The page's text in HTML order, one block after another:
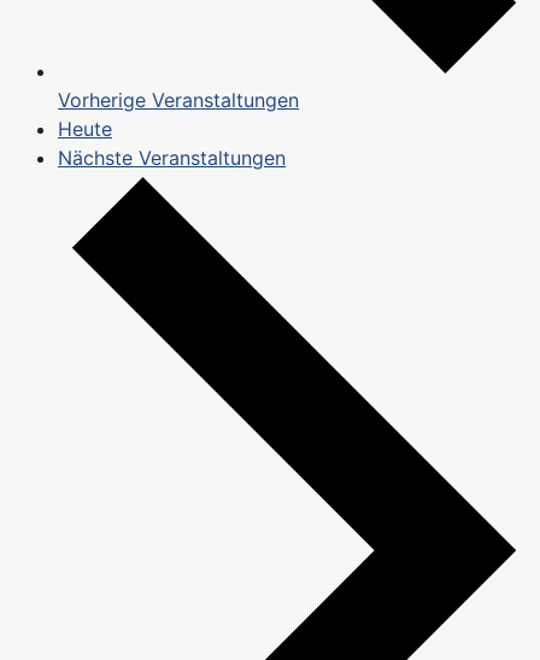
Vorherige Veranstaltungen
Heute
Nächste Veranstaltungen